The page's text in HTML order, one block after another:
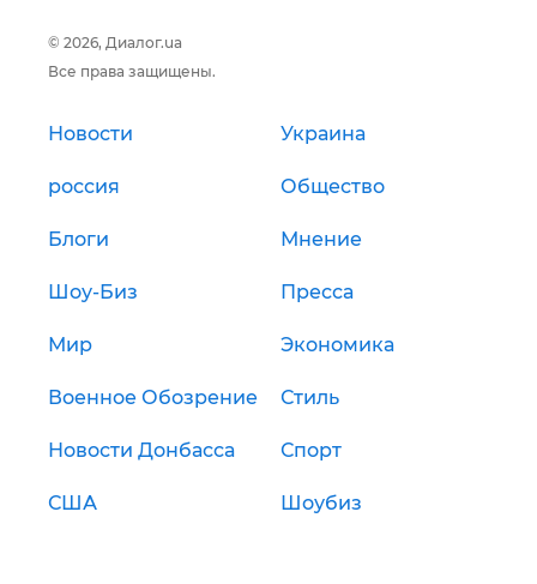
© 2026, Диалог.ua
Все права защищены.
Новости Украина
россия Общество
Блоги Мнение
Шоу-Биз Пресса
Мир Экономика
Военное Обозрение Стиль
Новости Донбасса Спорт
США Шоубиз